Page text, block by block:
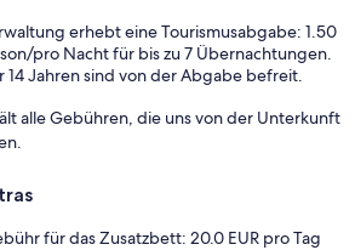
erhebt eine Tourismusabgabe: 1.50
pro Nacht für bis zu 7 Übernachtungen.
14 Jahren sind von der Abgabe befreit.
alle Gebühren, die uns von der Unterkunft
für das Zusatzbett: 20.0 EUR pro Tag